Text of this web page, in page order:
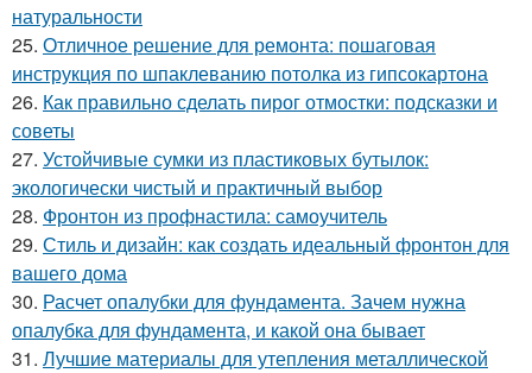
натуральности
25. Отличное решение для ремонта: пошаговая
инструкция по шпаклеванию потолка из гипсокартона
26. Как правильно сделать пирог отмостки: подсказки и
советы
27. Устойчивые сумки из пластиковых бутылок:
экологически чистый и практичный выбор
28. Фронтон из профнастила: самоучитель
29. Стиль и дизайн: как создать идеальный фронтон для
вашего дома
30. Расчет опалубки для фундамента. Зачем нужна
опалубка для фундамента, и какой она бывает
31. Лучшие материалы для утепления металлической